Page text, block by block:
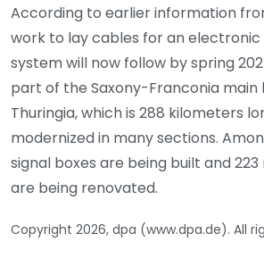
According to earlier information
work to lay cables for an
system will now follow by spring
part of the Saxony-Franconia main
Thuringia, which is 288 kilometers
modernized in many sections.
signal boxes are being built and
are being renovated.
Copyright 2026, dpa (www.dpa.de). All